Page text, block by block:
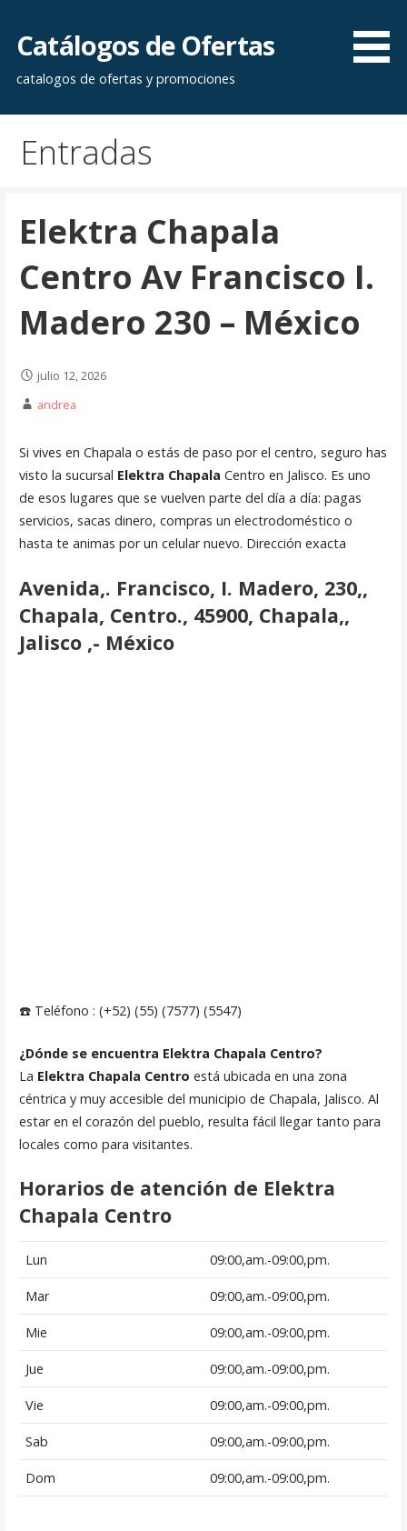
contenido
Catálogos de Ofertas
catalogos de ofertas y promociones
Entradas
Elektra Chapala
Centro Av Francisco I.
Madero 230 – México
julio 12, 2026
andrea
Si vives en Chapala o estás de paso por el centro, seguro has
visto la sucursal Elektra Chapala Centro en Jalisco. Es uno
de esos lugares que se vuelven parte del día a día: pagas
servicios, sacas dinero, compras un electrodoméstico o
hasta te animas por un celular nuevo. Dirección exacta
Avenida,. Francisco, I. Madero, 230,,
Chapala, Centro., 45900, Chapala,,
Jalisco ,- México
☎️ Teléfono : (+52) (55) (7577) (5547)
¿Dónde se encuentra Elektra Chapala Centro?
La Elektra Chapala Centro está ubicada en una zona
céntrica y muy accesible del municipio de Chapala, Jalisco. Al
estar en el corazón del pueblo, resulta fácil llegar tanto para
locales como para visitantes.
Horarios de atención de Elektra
Chapala Centro
Lun 09:00,am.-09:00,pm.
Mar 09:00,am.-09:00,pm.
Mie 09:00,am.-09:00,pm.
Jue 09:00,am.-09:00,pm.
Vie 09:00,am.-09:00,pm.
Sab 09:00,am.-09:00,pm.
Dom 09:00,am.-09:00,pm.